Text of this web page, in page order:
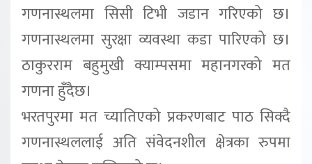
गणनास्थलमा सिसी टिभी जडान गरिएको छ।
गणनास्थलमा सुरक्षा व्यवस्था कडा पारिएको छ।
ठाकुरराम बहुमुखी क्याम्पसमा महानगरको मत
गणना हुँदैछ।
भरतपुरमा मत च्यातिएको प्रकरणबाट पाठ सिक्दै
गणनास्थललाई अति संवेदनशील क्षेत्रका रुपमा